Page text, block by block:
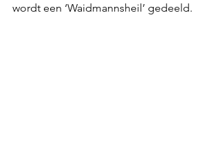
wordt een ‘Waidmannsheil’ gedeeld.